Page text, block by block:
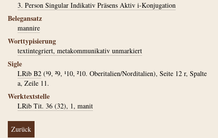
3. Person Singular Indikativ Präsens Aktiv i-Konjugation
Belegansatz
mannire
Worttypisierung
textintegriert, metakommunikativ unmarkiert
Sigle
LRib B2 (¹9, ²9, ¹10, ²10. Oberitalien/Norditalien), Seite 12 r, Spalte
a, Zeile 11.
Werktextstelle
LRib Tit. 36 (32), 1, manit
Zurück